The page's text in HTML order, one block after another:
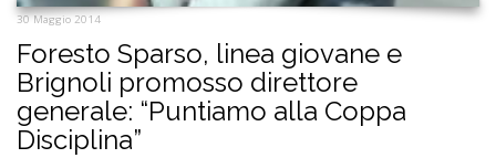
30 Maggio 2014
Foresto Sparso, linea giovane e
Brignoli promosso direttore
generale: “Puntiamo alla Coppa
Disciplina”